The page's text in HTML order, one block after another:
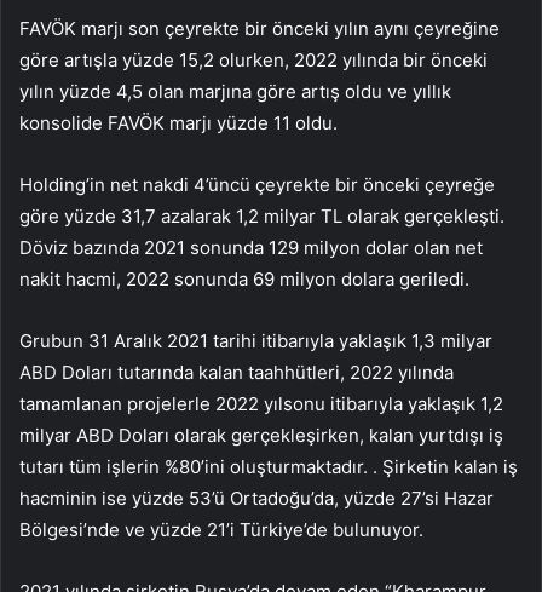
FAVÖK marjı son çeyrekte bir önceki yılın aynı çeyreğine
göre artışla yüzde 15,2 olurken, 2022 yılında bir önceki
yılın yüzde 4,5 olan marjına göre artış oldu ve yıllık
konsolide FAVÖK marjı yüzde 11 oldu.
Holding’in net nakdi 4’üncü çeyrekte bir önceki çeyreğe
göre yüzde 31,7 azalarak 1,2 milyar TL olarak gerçekleşti.
Döviz bazında 2021 sonunda 129 milyon dolar olan net
nakit hacmi, 2022 sonunda 69 milyon dolara geriledi.
Grubun 31 Aralık 2021 tarihi itibarıyla yaklaşık 1,3 milyar
ABD Doları tutarında kalan taahhütleri, 2022 yılında
tamamlanan projelerle 2022 yılsonu itibarıyla yaklaşık 1,2
milyar ABD Doları olarak gerçekleşirken, kalan yurtdışı iş
tutarı tüm işlerin %80’ini oluşturmaktadır. . Şirketin kalan iş
hacminin ise yüzde 53’ü Ortadoğu’da, yüzde 27’si Hazar
Bölgesi’nde ve yüzde 21’i Türkiye’de bulunuyor.